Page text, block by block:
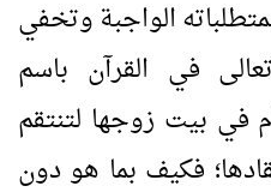
الواجبة وتخفي
تعالى في القرآن باسم
في بيت زوجها لتنتقم
فكيف بما هو دون